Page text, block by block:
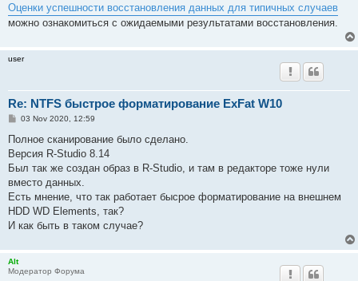
Оценки успешности восстановления данных для типичных случаев
можно ознакомиться с ожидаемыми результатами восстановления.
user
Re: NTFS быстрое форматирование ExFat W10
P
s
03 Nov 2020, 12:59
Полное сканирование было сделано.
Версия R-Studio 8.14
Был так же создан образ в R-Studio, и там в редакторе тоже нули
вместо данных.
Есть мнение, что так работает бысрое форматирование на внешнем
HDD WD Elements, так?
И как быть в таком случае?
Alt
Модератор Форума